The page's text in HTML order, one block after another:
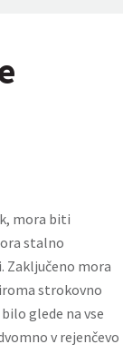
mora biti
stalno
Zaključeno mora
strokovno
glede na vse
v rejenčevo